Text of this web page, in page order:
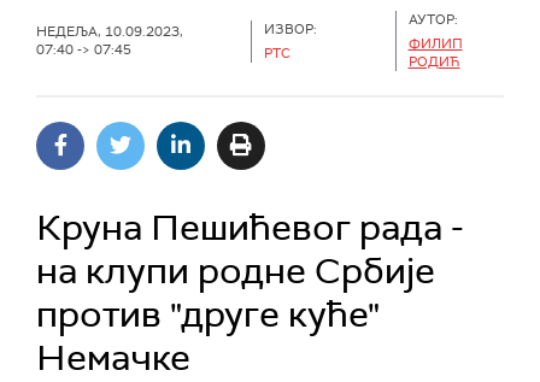
НЕДЕЉА, 10.09.2023,
07:40 -> 07:45
ИЗВОР:
РТС
АУТОР:
ФИЛИП
РОДИЋ
Круна Пешићевог рада -
на клупи родне Србије
против "друге куће"
Немачке